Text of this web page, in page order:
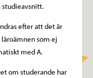
studieavsnitt.
efter att det är
som ej
med A.
om studerande har